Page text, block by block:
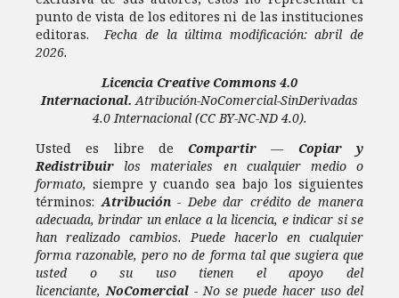
punto de vista de los editores ni de las instituciones
editoras. Fecha de la última modificación: abril de
2026.
Licencia Creative Commons 4.0
Internacional.Atribución-NoComercial-SinDerivadas
4.0 Internacional(CC BY-NC-ND 4.0).
Usted es libre de Compartir — Copiar y
Redistribuir los materiales en cualquier medio o
formato, siempre y cuando sea bajo los siguientes
términos:Atribución- Debe dar crédito de manera
adecuada, brindar un enlace a la licencia, e indicar si se
han realizado cambios. Puede hacerlo en cualquier
forma razonable, pero no de forma tal que sugiera que
usted o su uso tienen el apoyo del
licenciante,NoComercial - No se puede hacer uso del